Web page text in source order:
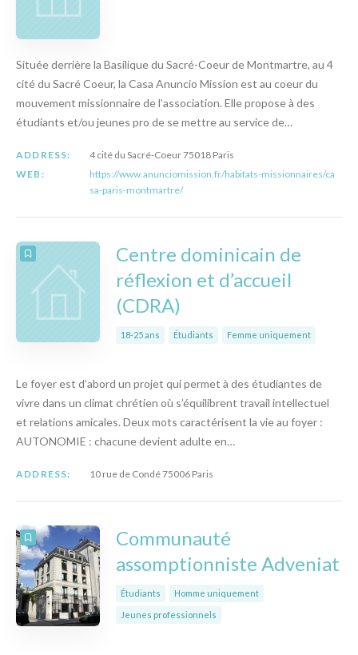
Située derrière la Basilique du Sacré-Coeur de Montmartre, au 4
cité du Sacré Coeur, la Casa Anuncio Mission est au coeur du
mouvement missionnaire de l’association. Elle propose à des
étudiants et/ou jeunes pro de se mettre au service de…
ADDRESS:
4 cité du Sacré-Coeur 75018 Paris
WEB:
https://www.anunciomission.fr/habitats-missionnaires/ca
sa-paris-montmartre/
Centre dominicain de
réflexion et d’accueil
(CDRA)
18-25 ans Étudiants Femme uniquement
Le foyer est d’abord un projet qui permet à des étudiantes de
vivre dans un climat chrétien où s’équilibrent travail intellectuel
et relations amicales. Deux mots caractérisent la vie au foyer :
AUTONOMIE : chacune devient adulte en…
ADDRESS: 10 rue de Condé 75006 Paris
Communauté
assomptionniste Adveniat
Étudiants Homme uniquement
Jeunes professionnels